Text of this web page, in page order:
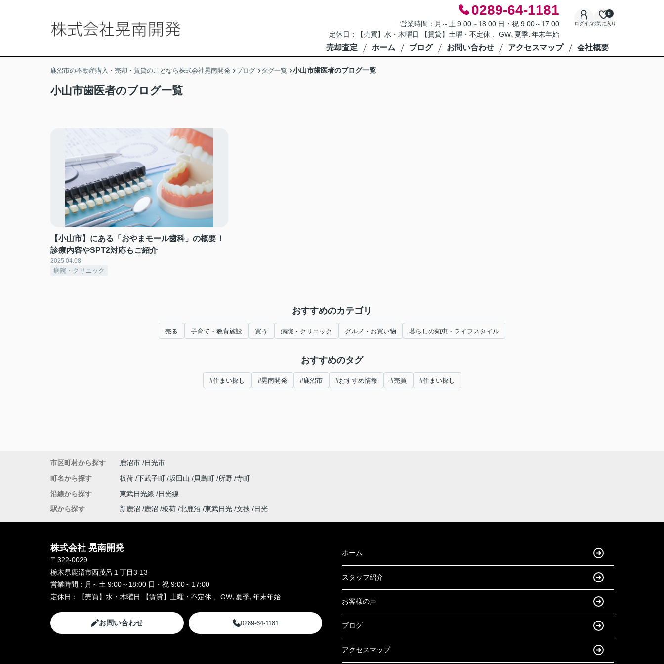
0289-64-1181
営業時間：月～土 9:00～18:00 日・祝 9:00～17:00
定休日：【売買】水・木曜日 【賃貸】土曜・不定休 、GW､夏季､年末年始
ログインお気に入り
0
売却査定 ホーム ブログ お問い合わせ アクセスマップ 会社概要
鹿沼市の不動産購入・売却・賃貸のことなら株式会社晃南開発 ブログ タグ一覧 小山市歯医者のブログ一覧
小山市歯医者のブログ一覧
【小山市】にある「おやまモール歯科」の概要！
診療内容やSPT2対応もご紹介
2025.04.08
病院・クリニック
おすすめのカテゴリ
売る 子育て・教育施設 買う 病院・クリニック グルメ・お買い物 暮らしの知恵・ライフスタイル
おすすめのタグ
#住まい探し #晃南開発 #鹿沼市 #おすすめ情報 #売買 #住まい探し
市区町村から探す 鹿沼市
日光市
町名から探す
板荷 下武子町 坂田山 貝島町 所野 寺町
沿線から探す
東武日光線
日光線
駅から探す
新鹿沼 鹿沼 板荷 北鹿沼 東武日光 文挟 日光
株式会社 晃南開発
〒322-0029
栃木県鹿沼市西茂呂１丁目3-13
営業時間： 月～土 9:00～18:00 日・祝 9:00～17:00
定休日：
【売買】水・木曜日 【賃貸】土曜・不定休 、GW､夏季､年末年始
お問い合わせ 0289-64-1181
ホーム
スタッフ紹介
お客様の声
ブログ
アクセスマップ